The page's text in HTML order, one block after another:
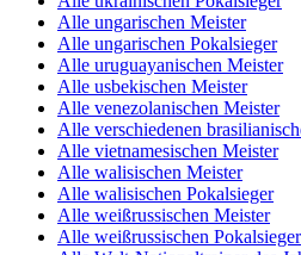
Alle ungarischen Meister
Alle ungarischen Pokalsieger
Alle uruguayanischen Meister
Alle usbekischen Meister
Alle venezolanischen Meister
Alle verschiedenen
Alle vietnamesischen Meister
Alle walisischen Meister
Alle walisischen Pokalsieger
Alle weißrussischen Meister
Alle weißrussischen Pokalsieger